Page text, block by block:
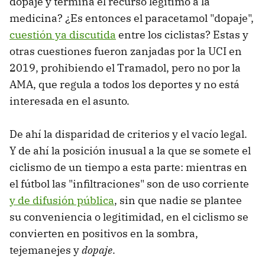
medicina? ¿Es entonces el paracetamol "dopaje",
cuestión ya discutida entre los ciclistas? Estas y
otras cuestiones fueron zanjadas por la UCI en
2019, prohibiendo el Tramadol, pero no por la
AMA, que regula a todos los deportes y no está
interesada en el asunto.
De ahí la disparidad de criterios y el vacío legal.
Y de ahí la posición inusual a la que se somete el
ciclismo de un tiempo a esta parte: mientras en
el fútbol las "infiltraciones" son de uso corriente
y de difusión pública, sin que nadie se plantee
su conveniencia o legitimidad, en el ciclismo se
convierten en positivos en la sombra,
tejemanejes ydopaje.